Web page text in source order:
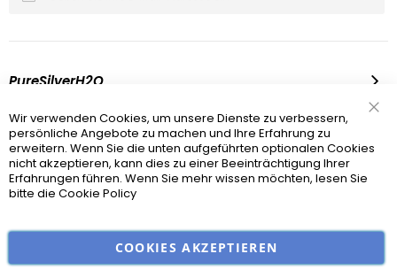
unseren
an:
PureSilverH2O
Infomation
Recht Und Sicherheit
© 2012-2025 PureSilverH2O®
Wir verwenden Cookies, um unsere Dienste zu verbessern,
persönliche Angebote zu machen und Ihre Erfahrung zu
erweitern. Wenn Sie die unten aufgeführten optionalen Cookies
nicht akzeptieren, kann dies zu einer Beeinträchtigung Ihrer
Erfahrungen führen. Wenn Sie mehr wissen möchten, lesen Sie
bitte die Cookie Policy
COOKIES AKZEPTIEREN